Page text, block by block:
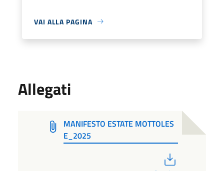
VAI ALLA PAGINA
Allegati
MANIFESTO ESTATE MOTTOLES
E_2025